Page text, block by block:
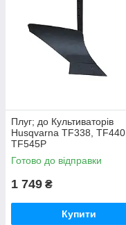
Плуг; до Культиваторів
Husqvarna TF338, TF440,
TF545P
Готово до відправки
1 749 ₴
Купити